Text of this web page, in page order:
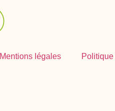
Mentions légales